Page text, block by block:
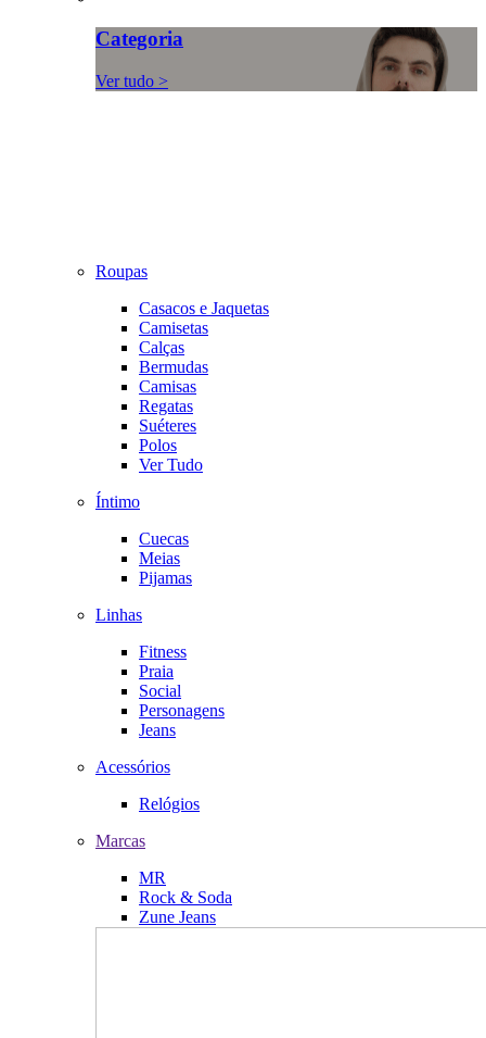
Categoria
Ver tudo >
Roupas
Casacos e Jaquetas
Camisetas
Calças
Bermudas
Camisas
Regatas
Suéteres
Polos
Ver Tudo
Íntimo
Cuecas
Meias
Pijamas
Linhas
Fitness
Praia
Social
Personagens
Jeans
Acessórios
Relógios
Marcas
MR
Rock & Soda
Zune Jeans